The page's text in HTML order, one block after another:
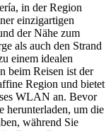
in der Region
einzigartigen
der Nähe zum
als auch den Strand
einem idealen
beim Reisen ist der
Region und bietet
WLAN an. Bevor
herunterladen, um die
während Sie